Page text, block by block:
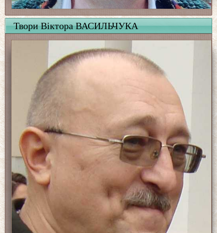
Твори Віктора ВАСИЛЬЧУКА